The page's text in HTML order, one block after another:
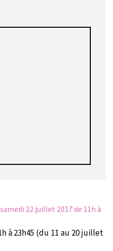
22 juillet 2017 de 11h à
à 23h45 (du 11 au 20 juillet